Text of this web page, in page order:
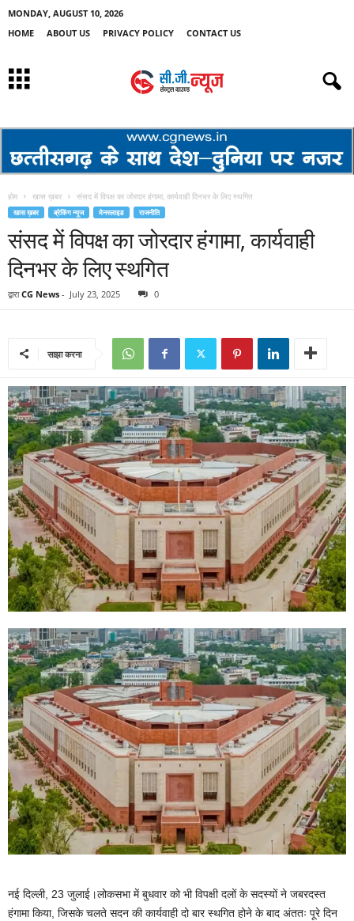
MONDAY, AUGUST 10, 2026
HOME
ABOUT US PRIVACY POLICY CONTACT US
होम खास ख़बर संसद में विपक्ष का जोरदार हंगामा, कार्यवाही दिनभर के लिए स्थगित
खास ख़बर ब्रेकिंग न्यूज मेनस्लाइड राजनीति
संसद में विपक्ष का जोरदार हंगामा, कार्यवाही
दिनभर के लिए स्थगित
द्वारा CG News - July 23, 2025 0
साझा करना
नई दिल्ली, 23 जुलाई।लोकसभा में बुधवार को भी विपक्षी दलों के सदस्यों ने जबरदस्त
हंगामा किया, जिसके चलते सदन की कार्यवाही दो बार स्थगित होने के बाद अंततः पूरे दिन